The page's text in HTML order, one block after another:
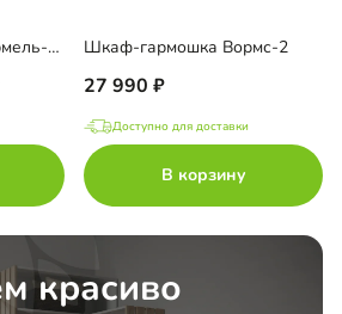
Шкаф-гармошка Шармель-4 Лайф Шкаф-гармошка Вормс-2
27 990
Доступно для доставки
В корзину
красиво